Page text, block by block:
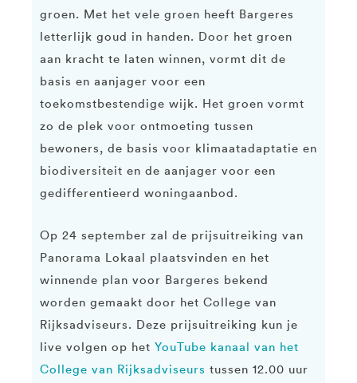
groen. Met het vele groen heeft Bargeres
letterlijk goud in handen. Door het groen
aan kracht te laten winnen, vormt dit de
basis en aanjager voor een
toekomstbestendige wijk. Het groen vormt
zo de plek voor ontmoeting tussen
bewoners, de basis voor klimaatadaptatie en
biodiversiteit en de aanjager voor een
gedifferentieerd woningaanbod.
Op 24 september zal de prijsuitreiking van
Panorama Lokaal plaatsvinden en het
winnende plan voor Bargeres bekend
worden gemaakt door het College van
Rijksadviseurs. Deze prijsuitreiking kun je
live volgen op het YouTube kanaal van het
College van Rijksadviseurs tussen 12.00 uur